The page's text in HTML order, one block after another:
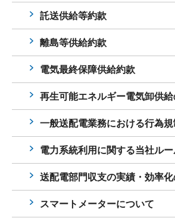
託送供給等約款
離島等供給約款
電気最終保障供給約款
再生可能エネルギー電気卸供
一般送配電業務における行為
電力系統利用に関する当社ル
送配電部門収支の実績・効率
スマートメーターについて